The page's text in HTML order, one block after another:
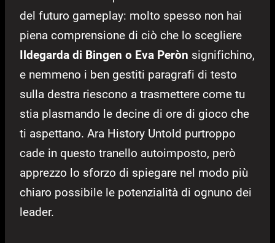
del futuro gameplay: molto spesso non hai
piena comprensione di ciò che lo scegliere
Ildegarda di Bingen o Eva Peròn significhino,
e nemmeno i ben gestiti paragrafi di testo
sulla destra riescono a trasmettere come tu
stia plasmando le decine di ore di gioco che
ti aspettano. Ara History Untold purtroppo
cade in questo tranello autoimposto, però
apprezzo lo sforzo di spiegare nel modo più
chiaro possibile le potenzialità di ognuno dei
leader.